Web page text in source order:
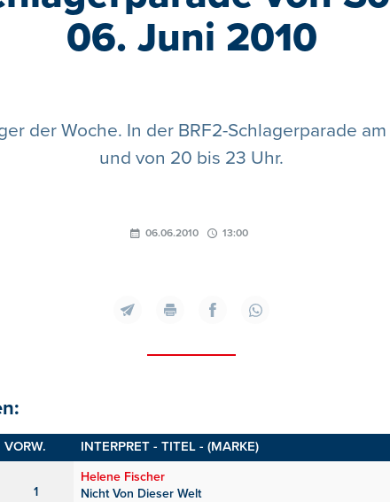
06. Juni 2010
der Woche. In der BRF2-Schlagerparade
und von 20 bis 23 Uhr.
06.06.2010 13:00
VORW. INTERPRET - TITEL - (MARKE)
1
Helene Fischer
Nicht Von Dieser Welt